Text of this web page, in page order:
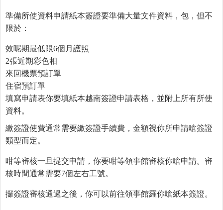
準備所使資料申請紙本簽證要準備大量文件資料，包，但不
限於：
效呢期最低限6個月護照
2張近期彩色相
來回機票預訂單
住宿預訂單
填寫申請表你要填紙本越南簽證申請表格，並附上所有所使
資料。
繳簽證使費通常需要繳簽證手續費，金額視你所申請嗆簽證
類型而定。
咁等審核一旦提交申請，你要咁等領事館審核你嗆申請。審
核時間通常需要7個左右工號。
攞簽證審核通過之後，你可以前往領事館羅你嗆紙本簽證。